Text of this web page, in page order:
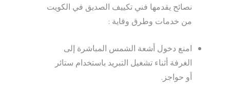
نصائح يقدمها فني تكييف الصديق في الكويت
من خدمات وطرق وقاية :
امنع دخول أشعة الشمس المباشرة إلى
الغرفة أثناء تشغيل التبريد باستخدام ستائر
أو حواجز.